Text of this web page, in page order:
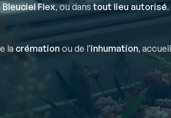
Flex, ou dans tout lieu autorisé.
la crémation ou de l’inhumation, accueil